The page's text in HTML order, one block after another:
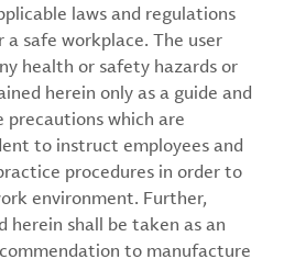
laws and regulations
safe workplace. The user
health or safety hazards or
herein only as a guide and
precautions which are
to instruct employees and
procedures in order to
environment. Further,
herein shall be taken as an
to manufacture